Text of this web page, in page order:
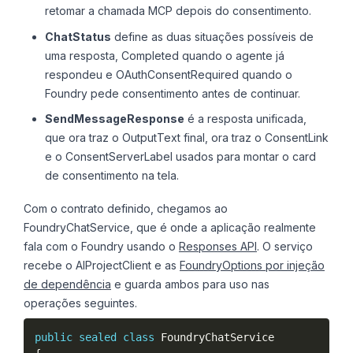
retomar a chamada MCP depois do consentimento.
ChatStatus define as duas situações possíveis de
uma resposta, Completed quando o agente já
respondeu e OAuthConsentRequired quando o
Foundry pede consentimento antes de continuar.
SendMessageResponse é a resposta unificada,
que ora traz o OutputText final, ora traz o ConsentLink
e o ConsentServerLabel usados para montar o card
de consentimento na tela.
Com o contrato definido, chegamos ao
FoundryChatService, que é onde a aplicação realmente
fala com o Foundry usando o Responses API. O serviço
recebe o AIProjectClient e as FoundryOptions por injeção
de dependência e guarda ambos para uso nas
operações seguintes.
public sealed class
FoundryChatService